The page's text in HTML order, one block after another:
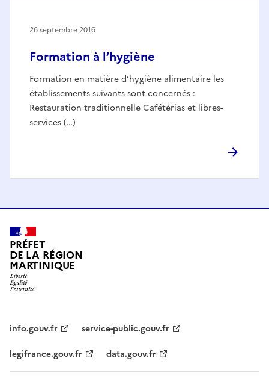
Formation à l’hygiène
Formation en matière d’hygiène alimentaire les
établissements suivants sont concernés :
Restauration traditionnelle Cafétérias et libres-
services (…)
26 septembre 2016
PRÉFET
DE LA RÉGION
MARTINIQUE
info.gouv.fr
service-public.gouv.fr
legifrance.gouv.fr
data.gouv.fr